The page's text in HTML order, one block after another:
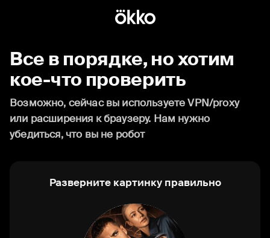
Все в порядке, но хотим
кое-что проверить
Возможно, сейчас вы используете VPN/proxy
или расширения к браузеру. Нам нужно
убедиться, что вы не робот
Разверните картинку правильно